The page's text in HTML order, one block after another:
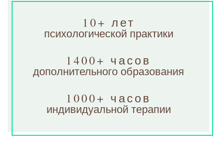
10+ лет
психологической практики
1400+ часов
дополнительного образования
1000+ часов
индивидуальной терапии